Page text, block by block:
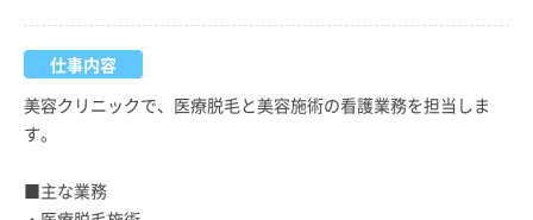
仕事内容
美容クリニックで、医療脱毛と美容施術の看護業務を担当しま
す。
■主な業務